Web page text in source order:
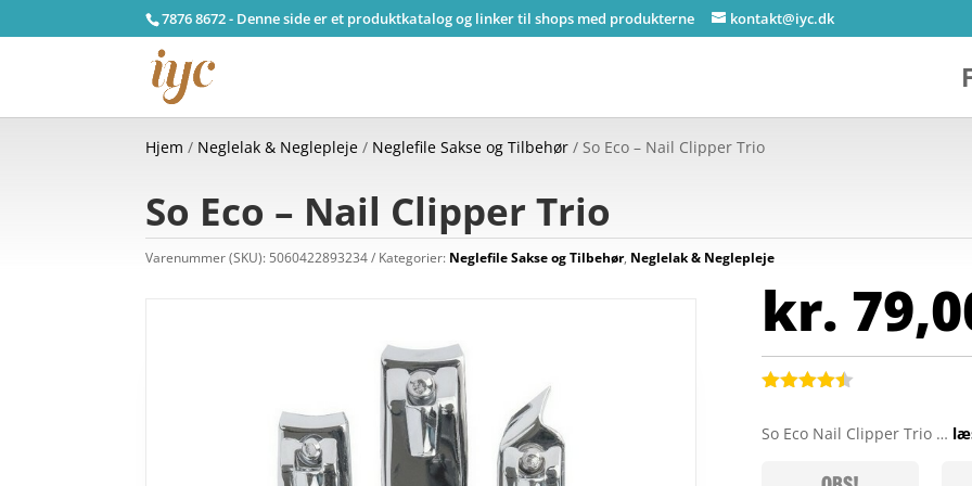
7876 8672 - Denne side er et produktkatalog og linker til shops med produkterne kontakt@iyc.dk
Hjem / Neglelak & Neglepleje / Neglefile Sakse og Tilbehør / So Eco – Nail Clipper Trio
So Eco – Nail Clipper Trio
Varenummer (SKU): 5060422893234 Kategorier: Neglefile Sakse og Tilbehør, Neglelak & Neglepleje
kr.
ud af 5
So Eco Nail Clipper Trio …